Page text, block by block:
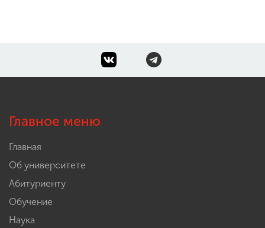
Главное меню
Главная
Об университете
Абитуриенту
Обучение
Наука